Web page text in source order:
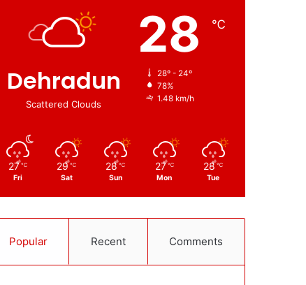
Dehradun
Scattered Clouds
28 ℃
28º - 24º
78%
1.48 km/h
27 ℃
Fri
29 ℃
Sat
28 ℃
Sun
27 ℃
Mon
28 ℃
Tue
Popular Recent Comments